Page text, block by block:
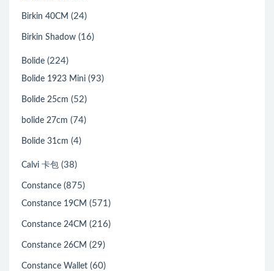
Birkin 40CM (24)
Birkin Shadow (16)
Bolide (224)
Bolide 1923 Mini (93)
Bolide 25cm (52)
bolide 27cm (74)
Bolide 31cm (4)
Calvi 卡包 (38)
Constance (875)
Constance 19CM (571)
Constance 24CM (216)
Constance 26CM (29)
Constance Wallet (60)